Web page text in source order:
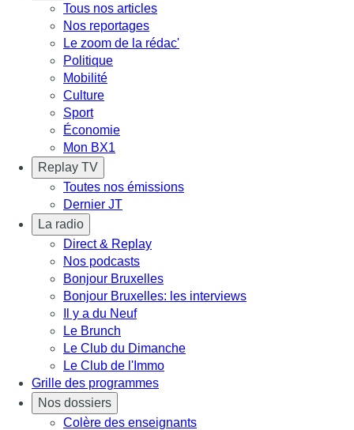
Tous nos articles
Nos reportages
Le zoom de la rédac'
Politique
Mobilité
Culture
Sport
Économie
Mon BX1
Replay TV
Toutes nos émissions
Dernier JT
La radio
Direct & Replay
Nos podcasts
Bonjour Bruxelles
Bonjour Bruxelles: les interviews
Il y a du Neuf
Le Brunch
Le Club du Dimanche
Le Club de l'Immo
Grille des programmes
Nos dossiers
Colère des enseignants